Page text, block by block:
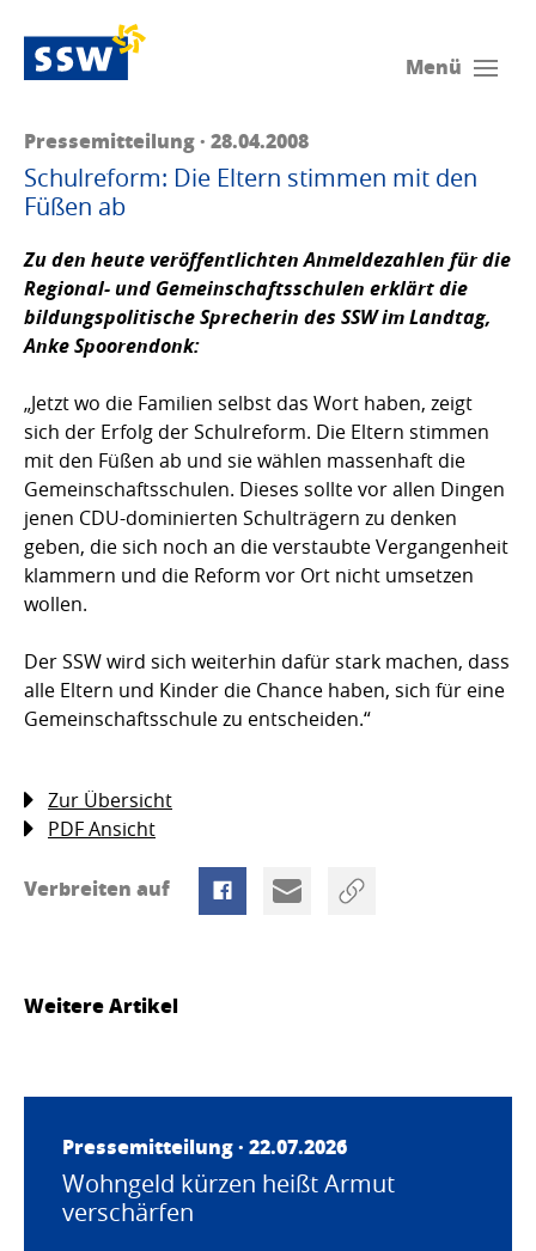
Menü
Pressemitteilung · 28.04.2008
Schulreform: Die Eltern stimmen mit den
Füßen ab
Zu den heute veröffentlichten Anmeldezahlen für die
Regional- und Gemeinschaftsschulen erklärt die
bildungspolitische Sprecherin des SSW im Landtag,
Anke Spoorendonk:
„Jetzt wo die Familien selbst das Wort haben, zeigt
sich der Erfolg der Schulreform. Die Eltern stimmen
mit den Füßen ab und sie wählen massenhaft die
Gemeinschaftsschulen. Dieses sollte vor allen Dingen
jenen CDU-dominierten Schulträgern zu denken
geben, die sich noch an die verstaubte Vergangenheit
klammern und die Reform vor Ort nicht umsetzen
wollen.
Der SSW wird sich weiterhin dafür stark machen, dass
alle Eltern und Kinder die Chance haben, sich für eine
Gemeinschaftsschule zu entscheiden.“
Zur Übersicht
PDF Ansicht
Verbreiten auf
Weitere Artikel
Pressemitteilung · 22.07.2026
Wohngeld kürzen heißt Armut
verschärfen